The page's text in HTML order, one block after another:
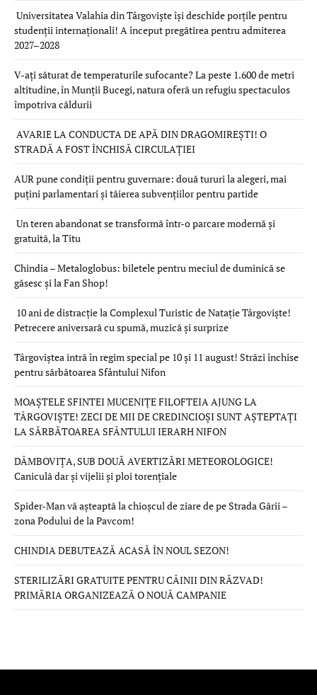
Universitatea Valahia din Târgoviște își deschide porțile pentru
studenții internaționali! A început pregătirea pentru admiterea
2027–2028
V-ați săturat de temperaturile sufocante? La peste 1.600 de metri
altitudine, în Munții Bucegi, natura oferă un refugiu spectaculos
împotriva căldurii
AVARIE LA CONDUCTA DE APĂ DIN DRAGOMIREȘTI! O
STRADĂ A FOST ÎNCHISĂ CIRCULAȚIEI
AUR pune condiții pentru guvernare: două tururi la alegeri, mai
puțini parlamentari și tăierea subvențiilor pentru partide
Un teren abandonat se transformă într-o parcare modernă și
gratuită, la Titu
Chindia – Metaloglobus: biletele pentru meciul de duminică se
găsesc și la Fan Shop!
10 ani de distracție la Complexul Turistic de Natație Târgoviște!
Petrecere aniversară cu spumă, muzică și surprize
Târgoviștea intră în regim special pe 10 și 11 august! Străzi închise
pentru sărbătoarea Sfântului Nifon
MOAȘTELE SFINTEI MUCENIȚE FILOFTEIA AJUNG LA
TÂRGOVIȘTE! ZECI DE MII DE CREDINCIOȘI SUNT AȘTEPTAȚI
LA SĂRBĂTOAREA SFÂNTULUI IERARH NIFON
DÂMBOVIȚA, SUB DOUĂ AVERTIZĂRI METEOROLOGICE!
Caniculă dar și vijelii și ploi torențiale
Spider-Man vă așteaptă la chioșcul de ziare de pe Strada Gării –
zona Podului de la Pavcom!
CHINDIA DEBUTEAZĂ ACASĂ ÎN NOUL SEZON!
STERILIZĂRI GRATUITE PENTRU CÂINII DIN RĂZVAD!
PRIMĂRIA ORGANIZEAZĂ O NOUĂ CAMPANIE